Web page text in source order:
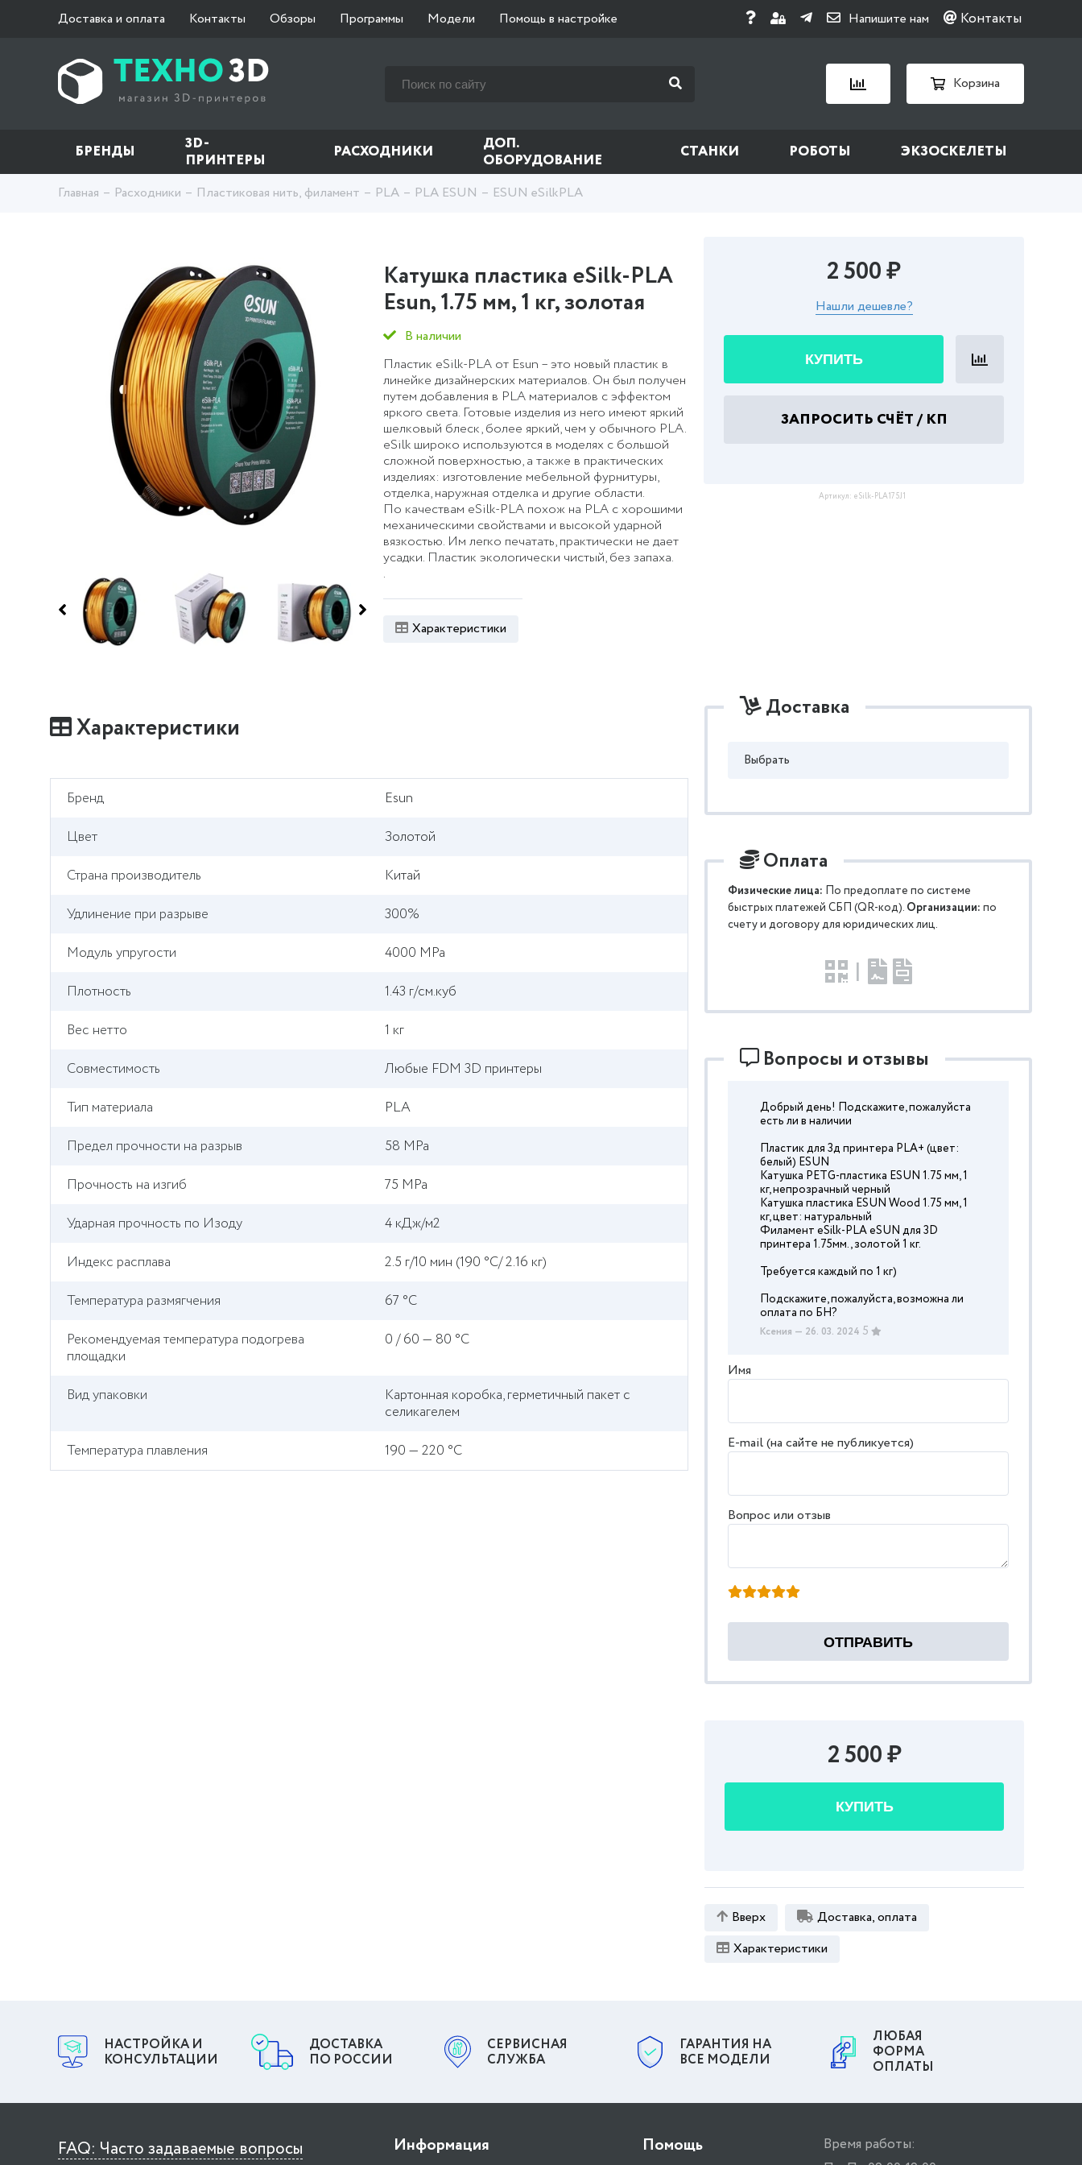
Доставка и оплата Контакты Обзоры Программы Модели Помощь в настройке Напишите нам Контакты
Корзина
БРЕНДЫ
3D-
ПРИНТЕРЫ
РАСХОДНИКИ
ДОП.
ОБОРУДОВАНИЕ
СТАНКИ РОБОТЫ ЭКЗОСКЕЛЕТЫ
Главная Расходники Пластиковая нить, филамент PLA PLA ESUN ESUN eSilkPLA
Катушка пластика eSilk-PLA
Esun, 1.75 мм, 1 кг, золотая
В наличии
Пластик eSilk-PLA от Esun – это новый пластик в
линейке дизайнерских материалов. Он был получен
путем добавления в PLA материалов с эффектом
яркого света. Готовые изделия из него имеют яркий
шелковый блеск, более яркий, чем у обычного PLA.
eSilk широко используются в моделях с большой
сложной поверхностью, а также в практических
изделиях: изготовление мебельной фурнитуры,
отделка, наружная отделка и другие области.
По качествам eSilk-PLA похож на PLA с хорошими
механическими свойствами и высокой ударной
вязкостью. Им легко печатать, практически не дает
усадки. Пластик экологически чистый, без запаха.
.
Характеристики
2 500 ₽
Нашли дешевле?
КУПИТЬ
ЗАПРОСИТЬ СЧЁТ / КП
Артикул: eSilk-PLA175J1
Характеристики
Бренд
Esun
Цвет
Золотой
Страна производитель
Китай
Удлинение при разрыве
300%
Модуль упругости
4000 MPa
Плотность
1.43 г/см.куб
Вес нетто
1 кг
Совместимость
Любые FDM 3D принтеры
Тип материала
PLA
Предел прочности на разрыв
58 MPa
Прочность на изгиб
75 MPa
Ударная прочность по Изоду
4 кДж/м2
Индекс расплава
2.5 г/10 мин (190 °C/ 2.16 кг)
Температура размягчения
67 °C
Рекомендуемая температура подогрева
площадки
0 / 60 — 80 °C
Вид упаковки
Картонная коробка, герметичный пакет с
селикагелем
Температура плавления
190 — 220 °C
Доставка
Выбрать
Оплата
Физические лица: По предоплате по системе
быстрых платежей СБП (QR-код). Организации: по
счету и договору для юридических лиц.
|
Вопросы и отзывы
Добрый день! Подскажите, пожалуйста
есть ли в наличии
Пластик для 3д принтера PLA+ (цвет:
белый) ESUN
Катушка PETG-пластика ESUN 1.75 мм, 1
кг, непрозрачный черный
Катушка пластика ESUN Wood 1.75 мм, 1
кг, цвет: натуральный
Филамент eSilk-PLA eSUN для 3D
принтера 1.75мм., золотой 1 кг.
Требуется каждый по 1 кг)
Подскажите, пожалуйста, возможна ли
оплата по БН?
Ксения — 26. 03. 2024 5
Имя
E-mail (на сайте не публикуется)
Вопрос или отзыв
2 500 ₽
КУПИТЬ
Вверх
Доставка, оплата
Характеристики
НАСТРОЙКА И
КОНСУЛЬТАЦИИ
ДОСТАВКА
ПО РОССИИ
СЕРВИСНАЯ
СЛУЖБА
ГАРАНТИЯ НА
ВСЕ МОДЕЛИ
ЛЮБАЯ
ФОРМА
ОПЛАТЫ
FAQ: Часто задаваемые вопросы Информация Помощь
Время работы: